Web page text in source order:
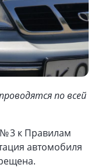
по всей
3 к Правилам
автомобиля